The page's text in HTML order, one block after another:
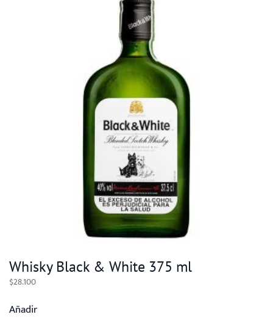
Whisky Black & White 375 ml
$28.100
Añadir